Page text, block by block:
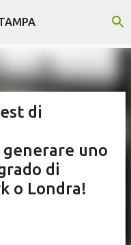
di
generare uno
di
o Londra!